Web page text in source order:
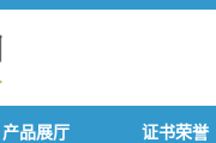
产品展厅 证书荣誉